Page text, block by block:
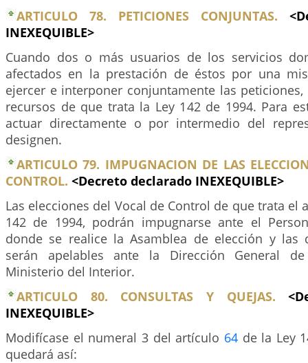
ARTICULO 78. PETICIONES CONJUNTAS.
INEXEQUIBLE>
Cuando dos o más usuarios de los servicios
afectados en la prestación de éstos por una
ejercer e interponer conjuntamente las
recursos de que trata la Ley 142 de 1994. Para
actuar directamente o por intermedio del
designen.
ARTICULO 79. IMPUGNACION DE LAS
CONTROL. <Decreto declarado INEXEQUIBLE>
Las elecciones del Vocal de Control de que trata el
142 de 1994, podrán impugnarse ante el
donde se realice la Asamblea de elección y las
serán apelables ante la Dirección General
Ministerio del Interior.
ARTICULO 80. CONSULTAS Y QUEJAS.
INEXEQUIBLE>
Modifícase el numeral 3 del artículo 64de la Ley
quedará así: